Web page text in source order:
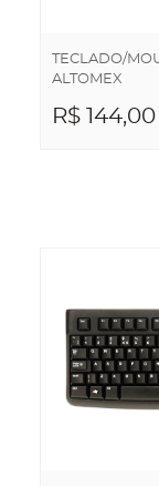
TECLADO/
ALTOMEX
R$ 144,00